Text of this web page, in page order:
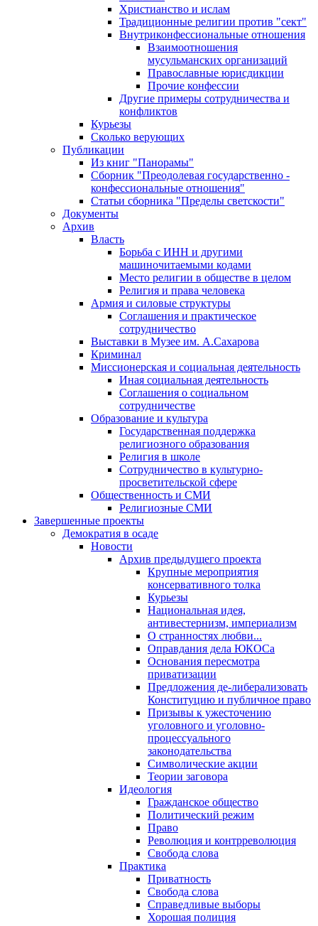
Христианство и ислам
Традиционные религии против "сект"
Внутриконфессиональные отношения
Взаимоотношения
мусульманских организаций
Православные юрисдикции
Прочие конфессии
Другие примеры сотрудничества и
конфликтов
Курьезы
Сколько верующих
Публикации
Из книг "Панорамы"
Сборник "Преодолевая государственно -
конфессиональные отношения"
Статьи сборника "Пределы светскости"
Документы
Архив
Власть
Борьба с ИНН и другими
машиночитаемыми кодами
Место религии в обществе в целом
Религия и права человека
Армия и силовые структуры
Соглашения и практическое
сотрудничество
Выставки в Музее им. А.Сахарова
Криминал
Миссионерская и социальная деятельность
Иная социальная деятельность
Соглашения о социальном
сотрудничестве
Образование и культура
Государственная поддержка
религиозного образования
Религия в школе
Сотрудничество в культурно-
просветительской сфере
Общественность и СМИ
Религиозные СМИ
Завершенные проекты
Демократия в осаде
Новости
Архив предыдущего проекта
Крупные мероприятия
консервативного толка
Курьезы
Национальная идея,
антивестернизм, империализм
О странностях любви...
Оправдания дела ЮКОСа
Основания пересмотра
приватизации
Предложения де-либерализовать
Конституцию и публичное право
Призывы к ужесточению
уголовного и уголовно-
процессуального
законодательства
Символические акции
Теории заговора
Идеология
Гражданское общество
Политический режим
Право
Революция и контрреволюция
Свобода слова
Практика
Приватность
Свобода слова
Справедливые выборы
Хорошая полиция